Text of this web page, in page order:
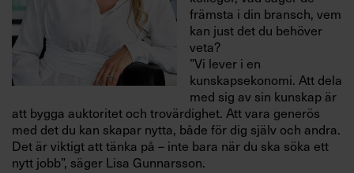
främsta i din bransch, vem
kan just det du behöver
veta?
”Vi lever i en
kunskapsekonomi. Att dela
med sig av sin kunskap är
att bygga auktoritet och trovärdighet. Att vara generös
med det du kan skapar nytta, både för dig själv och andra.
Det är viktigt att tänka på – inte bara när du ska söka ett
nytt jobb”, säger Lisa Gunnarsson.